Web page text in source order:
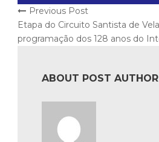
Previous Post
Etapa do Circuito Santista de
programação dos 128 anos do
ABOUT POST AUTHOR